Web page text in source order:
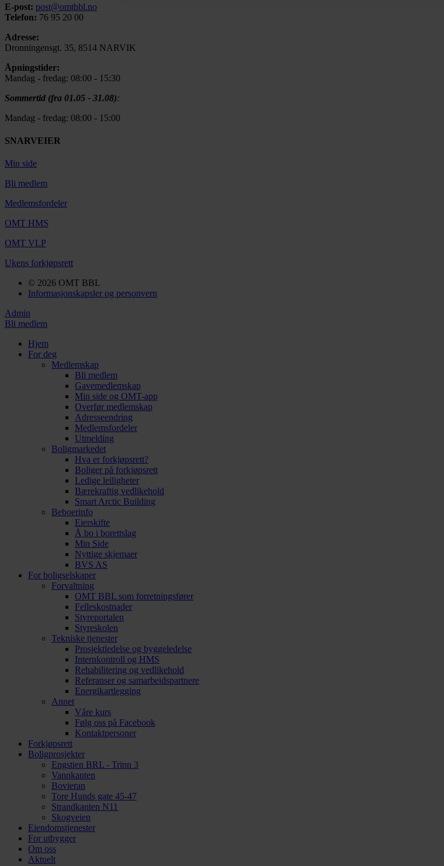
E-post: post@omtbbl.no
Telefon: 76 95 20 00
Adresse:
Dronningensgt. 35, 8514 NARVIK
Åpningstider:
Mandag - fredag: 08:00 - 15:30
Sommertid (fra 01.05 - 31.08):
Mandag - fredag: 08:00 - 15:00
SNARVEIER
Min side
Bli medlem
Medlemsfordeler
OMT HMS
OMT VLP
Ukens forkjøpsrett
© 2026 OMT BBL
Informasjonskapsler og personvern
Admin
Bli medlem
Hjem
For deg
Medlemskap
Bli medlem
Gavemedlemskap
Min side og OMT-app
Overfør medlemskap
Adresseendring
Medlemsfordeler
Utmelding
Boligmarkedet
Hva er forkjøpsrett?
Boliger på forkjøpsrett
Ledige leiligheter
Bærekraftig vedlikehold
Smart Arctic Building
Beboerinfo
Eierskifte
Å bo i borettslag
Min Side
Nyttige skjemaer
BVS AS
For boligselskaper
Forvaltning
OMT BBL som forretningsfører
Felleskostnader
Styreportalen
Styreskolen
Tekniske tjenester
Prosjektledelse og byggeledelse
Internkontroll og HMS
Rehabilitering og vedlikehold
Referanser og samarbeidspartnere
Energikartlegging
Annet
Våre kurs
Følg oss på Facebook
Kontaktpersoner
Forkjøpsrett
Boligprosjekter
Engstien BRL - Trinn 3
Vannkanten
Bovieran
Tore Hunds gate 45-47
Strandkanten N11
Skogveien
Eiendomstjenester
For utbygger
Om oss
Aktuelt